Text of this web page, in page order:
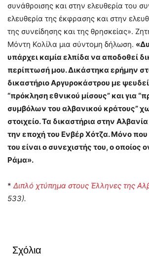
συνάθροισης και στην ελευθερία του
ελευθερία της έκφρασης και στην
της συνείδησης και της θρησκείας».
Μόντη Κολίλα μια σύντομη δήλωση.
υπάρχει καμία ελπίδα να αποδοθεί
περίπτωσή μου. Δικάστηκα ερήμην
δικαστήριο Αργυροκάστρου με
“πρόκληση εθνικού μίσους” και για
συμβόλων του αλβανικού κράτους”
στοιχείο. Τα δικαστήρια στην
την εποχή του Ενβέρ Χότζα. Μόνο
του είναι ο συνεχιστής του, ο οποίος
Ράμα».
* Διπλό χτύπημα στους Έλληνες της
533).
Σχόλια